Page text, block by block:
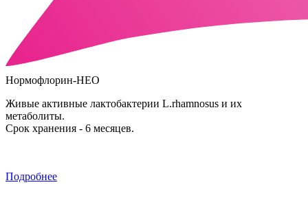
Нормофлорин-НЕО
Живые активные лактобактерии L.rhamnosus и их
метаболиты.
Срок хранения - 6 месяцев.
Подробнее